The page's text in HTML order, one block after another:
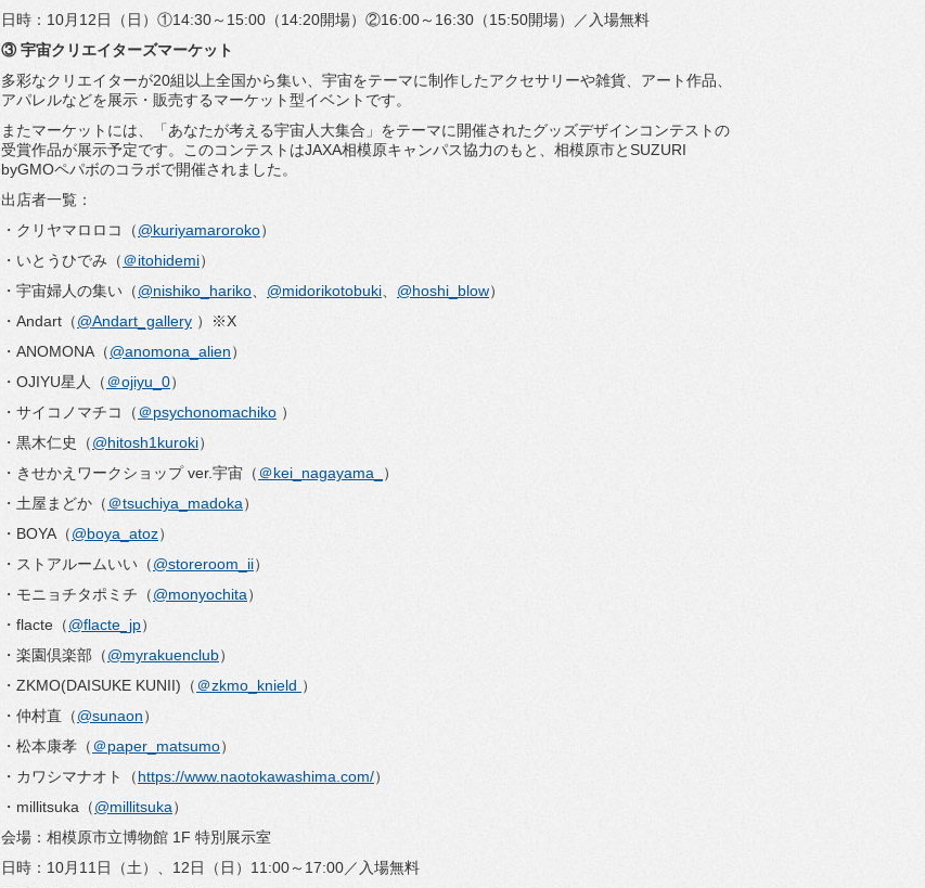
日時：10月12日（日）①14:30～15:00（14:20開場）②16:00～16:30（15:50開場）／ 入場無料
③ 宇宙クリエイターズマーケット
多彩なクリエイターが20組以上全国から集い、 宇宙をテーマに制作したアクセサリーや雑貨、アート作品、
アパレルなどを展示・販売するマーケット型イベントです。
またマーケットには、「あなたが考える宇宙人大集合」 をテーマに開催されたグッズデザインコンテストの
受賞作品が展示予定です。 このコンテストはJAXA相模原キャンパス協力のもと、 相模原市とSUZURI
byGMOペパボのコラボで開催されました。
出店者一覧：
・クリヤマロロコ（@kuriyamaroroko）
・いとうひでみ（＠itohidemi）
・宇宙婦人の集い（@nishiko_hariko @midorikotobuki @hoshi_blow）
・Andart（@Andart_gallery ）※X
・ANOMONA（@anomona_alien）
・OJIYU星人（＠ojiyu_0）
・サイコノマチコ（＠psychonomachiko ）
・黒木仁史（@hitosh1kuroki）
・きせかえワークショップ ver.宇宙（＠kei_nagayama_
）
・土屋まどか（＠tsuchiya_madoka）
・BOYA（@boya_atoz）
・ストアルームいい（@storeroom_ii）
・モニョチタポミチ（@monyochita）
・flacte（@flacte_jp）
・楽園倶楽部（@myrakuenclub）
・ZKMO(DAISUKE KUNII)（＠zkmo_knield ）
・仲村直（@sunaon）
・松本康孝（＠paper_matsumo）
・カワシマナオト（https://www. naotokawashima.com/）
・millitsuka（@millitsuka）
会場：相模原市立博物館 1F 特別展示室
日時：10月11日（土）、12日（日）11:00～17:00／入場無料